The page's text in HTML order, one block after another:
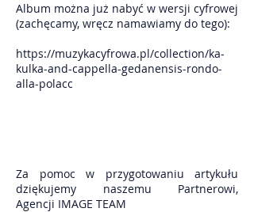
Album można już nabyć w wersji cyfrowej
(zachęcamy, wręcz namawiamy do tego):
https://muzykacyfrowa.pl/collection/ka-
kulka-and-cappella-gedanensis-rondo-
alla-polacc
Za pomoc w przygotowaniu artykułu
dziękujemy naszemu Partnerowi,
Agencji IMAGE TEAM